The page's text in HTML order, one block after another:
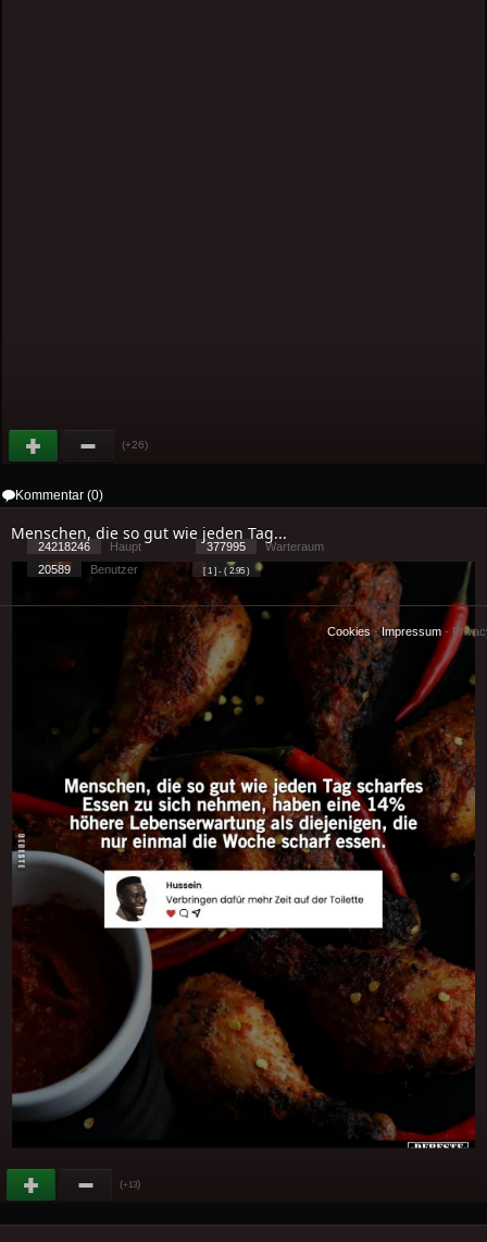
(+26)
Kommentar (0)
Menschen, die so gut wie jeden Tag...
(+13)
24218246 Haupt 377995
Warteraum
20589
Benutzer [ 1 ] - ( 2.95 )
Cookies -Impressum-